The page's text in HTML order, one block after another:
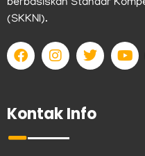
berbasiskan Standar
(SKKNI).
F
a
c
o
o
k
I
n
s
a
g
a
T
w
i
e
Y
o
u
Kontak Info